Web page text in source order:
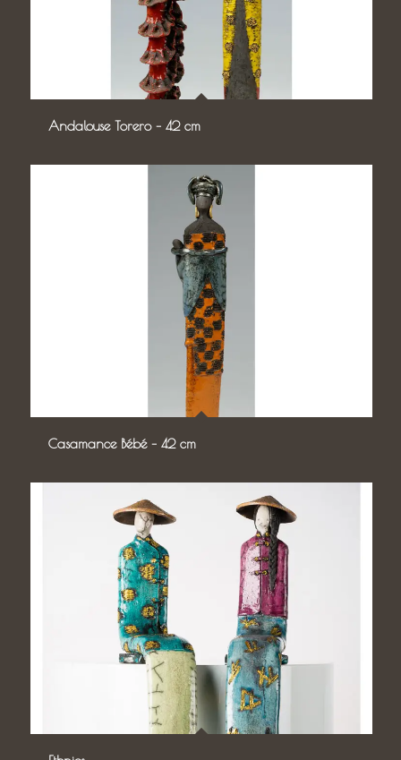
Andalouse Torero – 42 cm
Casamance Bébé – 42 cm